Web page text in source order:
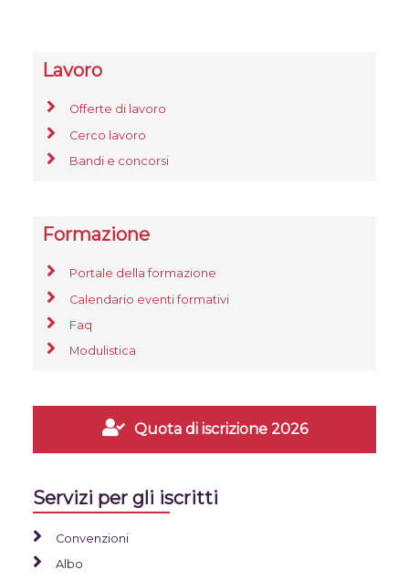
Lavoro
Offerte di lavoro
Cerco lavoro
Bandi e concorsi
Formazione
Portale della formazione
Calendario eventi formativi
Faq
Modulistica
Quota di iscrizione 2026
Servizi per gli iscritti
Convenzioni
Albo